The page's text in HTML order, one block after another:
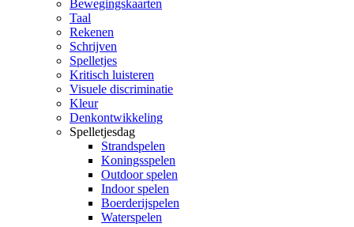
Bewegingskaarten
Taal
Rekenen
Schrijven
Spelletjes
Kritisch luisteren
Visuele discriminatie
Kleur
Denkontwikkeling
Spelletjesdag
Strandspelen
Koningsspelen
Outdoor spelen
Indoor spelen
Boerderijspelen
Waterspelen